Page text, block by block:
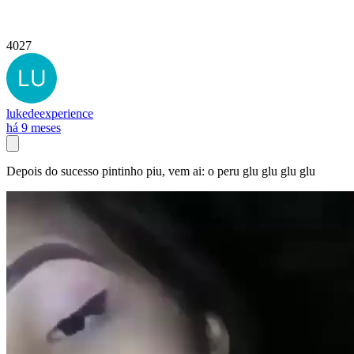
4027
lukedeexperience
há 9 meses
Depois do sucesso pintinho piu, vem ai: o peru glu glu glu glu